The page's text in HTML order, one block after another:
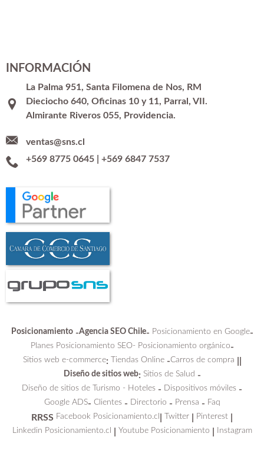
INFORMACIÓN
La Palma 951, Santa Filomena de Nos, RM
Dieciocho 640, Oficinas 10 y 11, Parral, VII.
Almirante Riveros 055, Providencia.
ventas@sns.cl
+569 8775 0645| +569 6847 7537
Posicionamiento-Agencia SEO Chile- Posicionamiento en Google-
Planes Posicionamiento SEO- Posicionamiento orgánico-
Sitios web e-commerce: Tiendas Online-Carros de compra
Diseño de sitios web: Sitios de Salud -
Diseño de sitios de Turismo - Hoteles - Dispositivos móviles -
Google ADS- Clientes- Directorio - Prensa - Faq
RRSS Facebook Posicionamiento.cl Twitter Pinterest
Linkedin Posicionamiento.cl Youtube Posicionamiento Instagram